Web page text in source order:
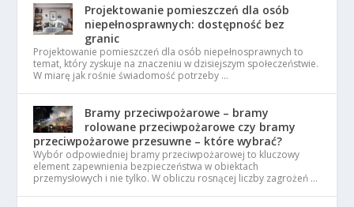
Projektowanie pomieszczeń dla osób
niepełnosprawnych: dostępność bez
granic
Projektowanie pomieszczeń dla osób niepełnosprawnych to
temat, który zyskuje na znaczeniu w dzisiejszym społeczeństwie.
W miarę jak rośnie świadomość potrzeby …
Bramy przeciwpożarowe – bramy
rolowane przeciwpożarowe czy bramy
przeciwpożarowe przesuwne – które wybrać?
Wybór odpowiedniej bramy przeciwpożarowej to kluczowy
element zapewnienia bezpieczeństwa w obiektach
przemysłowych i nie tylko. W obliczu rosnącej liczby zagrożeń …